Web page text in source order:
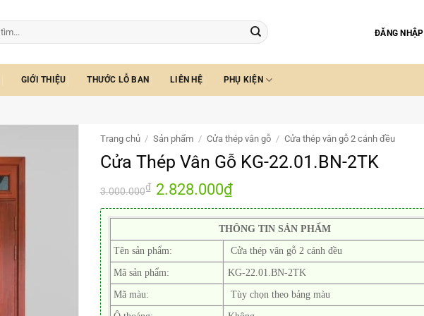
ĐĂNG NHẬP
GIỚI THIỆU THƯỚC LỖ BAN LIÊN HỆ PHỤ KIỆN
Trang chủ / Sản phẩm / Cửa thép vân gỗ / Cửa thép vân gỗ 2 cánh đều
Cửa Thép Vân Gỗ KG-22.01.BN-2TK
3.000.000₫ Giá
gốc
là:
3.000.000₫.
2.828.000₫Giá
hiện
tại
là:
2.828.000₫.
THÔNG TIN SẢN PHẨM
Tên sản phẩm: Cửa thép vân gỗ 2 cánh đều
Mã sản phẩm: KG-22.01.BN-2TK
Mã màu: Tùy chọn theo bảng màu